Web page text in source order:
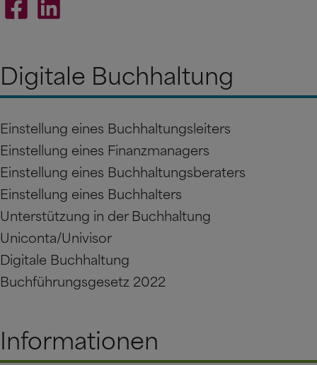
Digitale Buchhaltung
Einstellung eines Buchhaltungsleiters
Einstellung eines Finanzmanagers
Einstellung eines Buchhaltungsberaters
Einstellung eines Buchhalters
Unterstützung in der Buchhaltung
Uniconta/Univisor
Digitale Buchhaltung
Buchführungsgesetz 2022
Informationen